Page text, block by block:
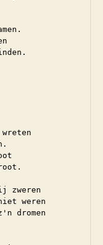
zweren
weren
dromen